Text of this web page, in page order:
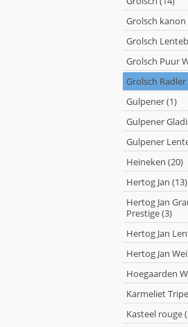
Grolsch kanon
Grolsch
Grolsch Puur
Grolsch Radler
Gulpener (1)
Gulpener
Gulpener
Heineken (20)
Hertog Jan (13)
Hertog Jan
Prestige (3)
Hertog Jan
Hertog Jan
Hoegaarden
Karmeliet
Kasteel rouge